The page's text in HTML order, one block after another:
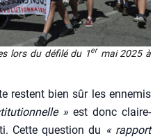
lors du défi­lé du 1ermai 2025 à
res­tent bien sûr les enne­mis
» est donc clai­re­
Cette ques­tion du « rap­port